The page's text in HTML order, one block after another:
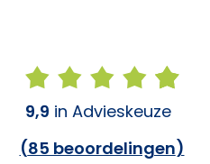
9,9 in Advieskeuze
(85 beoordelingen)